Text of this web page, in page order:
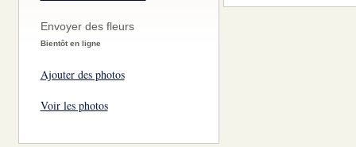
Envoyer des fleurs
Bientôt en ligne
Ajouter des photos
Voir les photos